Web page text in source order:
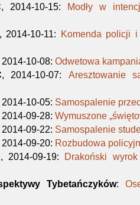
, 2014-10-15: Modły w
, 2014-10-11: Komenda policji
2014-10-08:Odwetowa
, 2014-10-07: Aresztowanie
2014-10-05: Samospalenie
2014-09-28:Wymuszone
2014-09-22: Samospalenie
2014-09-20: Rozbudowa
, 2014-09-19: Drakoński
Tybetańczyków: